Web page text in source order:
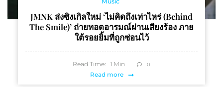
JMNK ส่งซิงเกิลใหม่ ‘ไม่คิดถึงเท่าไหร่ (behind
The Smile)’ ถ่ายทอดอารมณ์ผ่านเสียงร้อง ภาย
ใต้รอยยิ้มที่ถูกซ่อนไว้
Read Time: 1 Min 0
Read more